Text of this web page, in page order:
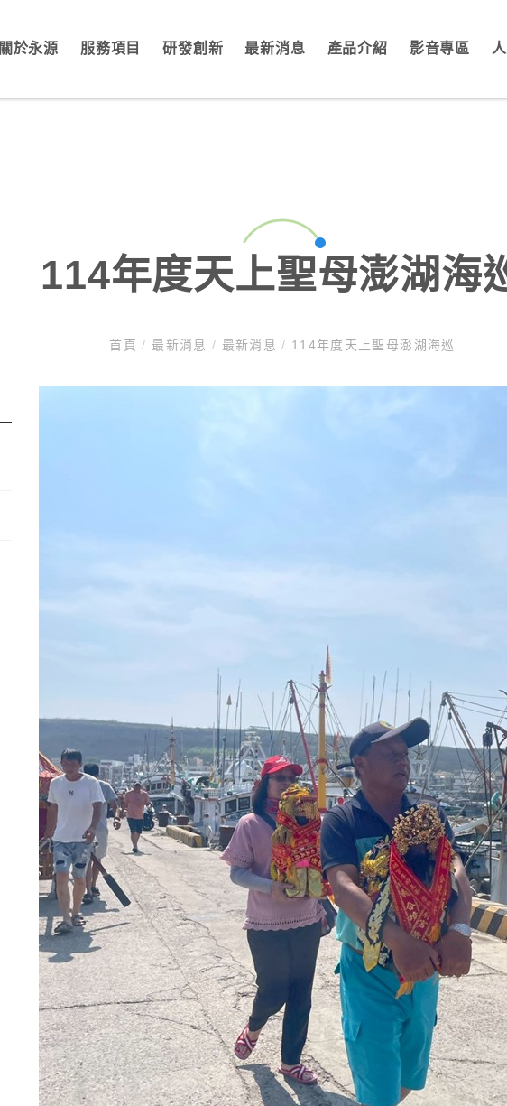
關於永源 服務項目 研發創新 最新消息 產品介紹 影音專區
114年度天上聖母澎湖海
首頁/ 最新消息 / 最新消息/ 114年度天上聖母澎湖海巡